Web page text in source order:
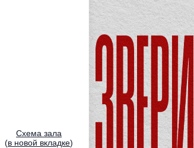
Cхема зала
(в новой вкладке)